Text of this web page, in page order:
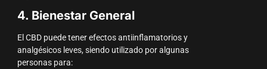
4. Bienestar General
El CBD puede tener efectos antiinflamatorios y
analgésicos leves, siendo utilizado por algunas
personas para: